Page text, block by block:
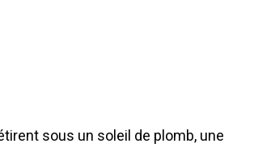
sous un soleil de plomb, une